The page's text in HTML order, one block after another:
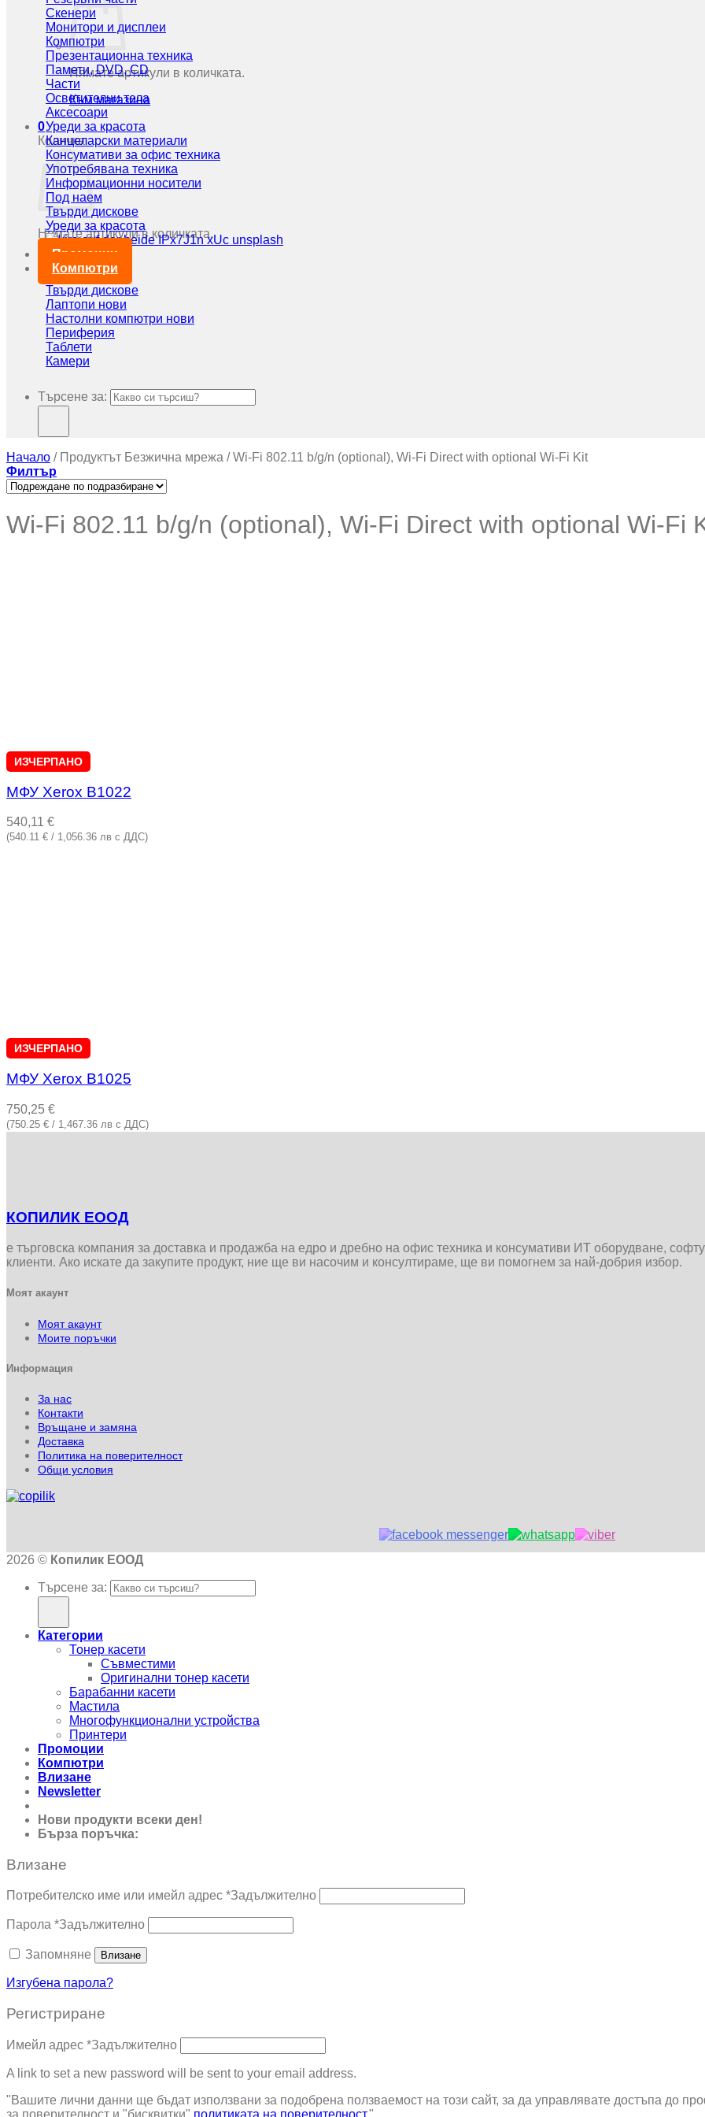
Нямате артикули в количката.
Към магазина
0
Количка
Нямате артикули в количката.
Към магазина
Скенери
Монитори и дисплеи
Компютри
Презентационна техника
Памети, DVD, CD
Части
Осветителни тела
Аксесоари
Уреди за красота
Канцеларски материали
Консумативи за офис техника
Употребявана техника
Информационни носители
Под наем
Твърди дискове
Уреди за красота
Промоции
Компютри
Твърди дискове
Лаптопи нови
Настолни компютри нови
Периферия
Таблети
Камери
Търсене за:
Начало /Продуктът Безжична мрежа /Wi-Fi 802.11 b/g/n (optional), Wi-Fi Direct with optional Wi-Fi Kit
Филтър
Wi-Fi 802.11 b/g/n (optional), Wi-Fi Direct with optional Wi-Fi
ИЗЧЕРПАНО
МФУ Xerox B1022
540,11 €
(540.11 € / 1,056.36 лв с ДДС)
ИЗЧЕРПАНО
МФУ Xerox B1025
750,25 €
(750.25 € / 1,467.36 лв с ДДС)
КОПИЛИК ЕООД
е търговска компания за доставка и продажба на едро и дребно на офис техника и консумативи ИТ оборудване,
клиенти. Ако искате да закупите продукт, ние ще ви насочим и консултираме, ще ви помогнем за най-добрия избор.
Моят акаунт
Моят акаунт
Моите поръчки
Информация
За нас
Контакти
Връщане и замяна
Доставка
Политика на поверителност
Общи условия
2026 © Копилик ЕООД
Търсене за:
Категории
Тонер касети
Съвместими
Оригинални тонер касети
Барабанни касети
Мастила
Многофункционални устройства
Принтери
Промоции
Компютри
Влизане
Newsletter
Нови продукти всеки ден!
Бърза поръчка:
Влизане
Потребителско име или имейл адрес *Задължително
Парола *Задължително
Запомняне Влизане
Изгубена парола?
Регистриране
Имейл адрес *Задължително
A link to set a new password will be sent to your email address.
"Вашите лични данни ще бъдат използвани за подобрена ползваемост на този сайт, за да управлявате достъпа до
за поверителност и "бисквитки" политиката на поверителност."